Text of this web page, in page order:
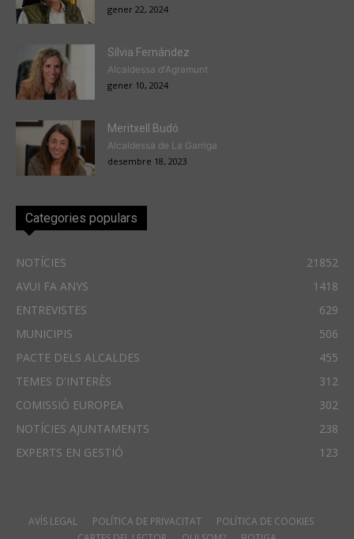
gener 22, 2024
Sílvia Fernández
Alcaldessa d'Agramunt
gener 10, 2024
Meritxell Budó
Alcaldessa de La Garriga
desembre 18, 2023
Categories populars
NOTÍCIES
21852
AVUI FA ANYS
1418
ENTREVISTES
629
MUNICIPIS
506
PACTE DELS ALCALDES
455
TEMES D'INTERÈS
312
COMISSIÓ EUROPEA
302
NOTÍCIES AJUNTAMENTS
238
EXPERTS EN GESTIÓ
123
AVÍS LEGAL POLÍTICA DE PRIVACITAT
POLÍTICA DE COOKIES